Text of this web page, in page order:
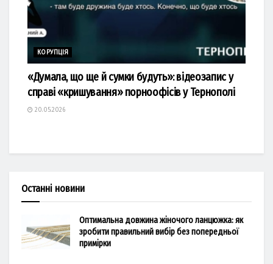
КОРУПЦІЯ
«Думала, що ще й сумки будуть»: відеозапис у
справі «кришування» порноофісів у Тернополі
20.05.2026
Останні новини
Оптимальна довжина жіночого ланцюжка: як
зробити правильний вибір без попередньої
примірки